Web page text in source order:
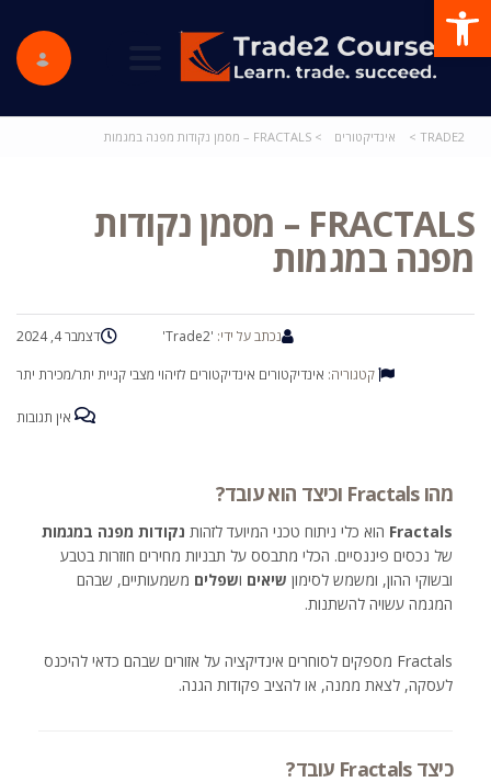
navigation
TRADE2
> אינדיקטורים > FRACTALS – מסמן נקודות מפנה במגמות
FRACTALS – מסמן נקודות
מפנה במגמות
דצמבר 4, 2024 נכתב על ידי: 'Trade2'
קטגוריה: אינדיקטורים אינדיקטורים לזיהוי מצבי קניית יתר/מכירת יתר
אין תגובות
מהו Fractals וכיצד הוא עובד?
Fractals הוא כלי ניתוח טכני המיועד לזהות נקודות מפנה במגמות
של נכסים פיננסיים. הכלי מתבסס על תבניות מחירים חוזרות בטבע
ובשוקי ההון, ומשמש לסימון שיאים ושפלים משמעותיים, שבהם
המגמה עשויה להשתנות.
Fractals מספקים לסוחרים אינדיקציה על אזורים שבהם כדאי להיכנס
לעסקה, לצאת ממנה, או להציב פקודות הגנה.
כיצד Fractals עובד?